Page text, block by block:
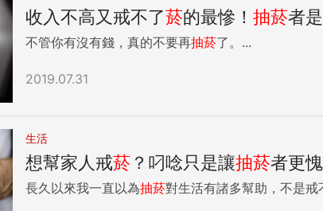
收入不高又戒不了菸的最慘！ 抽菸者
不管你有沒有錢，真的不要再抽菸了。...
2019.07.31
生活
想幫家人戒菸 ？叼唸只是讓抽菸者更
長久以來我一直以為抽菸對生活有諸多幫助，不是